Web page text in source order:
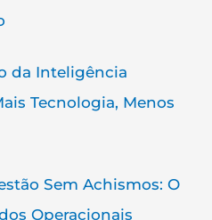
da Inteligência
Tecnologia, Menos
Sem Achismos: O
Operacionais